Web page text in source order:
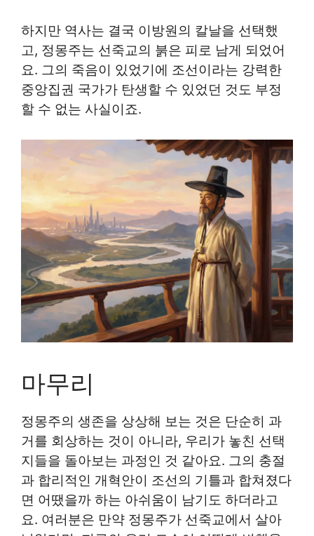
하지만 역사는 결국 이방원의 칼날을 선택했
고, 정몽주는 선죽교의 붉은 피로 남게 되었어
요. 그의 죽음이 있었기에 조선이라는 강력한
중앙집권 국가가 탄생할 수 있었던 것도 부정
할 수 없는 사실이죠.
마무리
정몽주의 생존을 상상해 보는 것은 단순히 과
거를 회상하는 것이 아니라, 우리가 놓친 선택
지들을 돌아보는 과정인 것 같아요. 그의 충절
과 합리적인 개혁안이 조선의 기틀과 합쳐졌다
면 어땠을까 하는 아쉬움이 남기도 하더라고
요. 여러분은 만약 정몽주가 선죽교에서 살아